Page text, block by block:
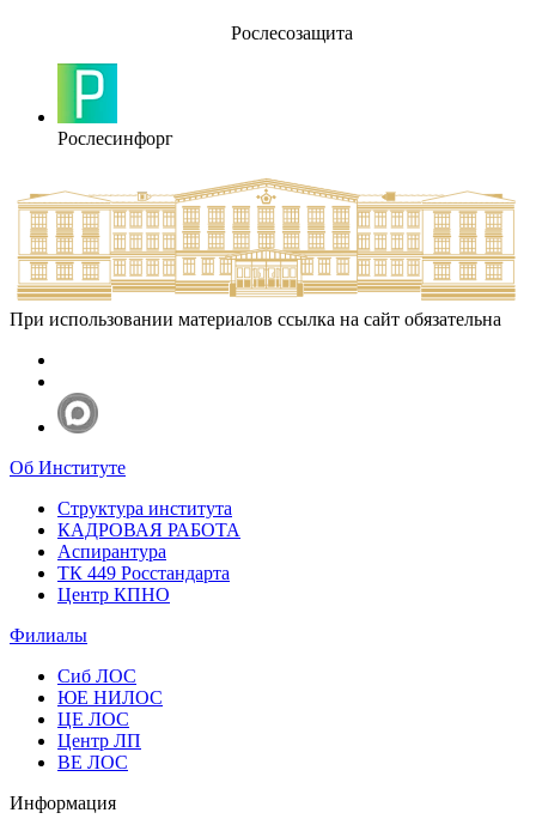
Рослесозащита
Рослесинфорг
При использовании материалов ссылка на сайт обязательна
Об Институте
Структура института
КАДРОВАЯ РАБОТА
Аспирантура
ТК 449 Росстандарта
Центр КПНО
Филиалы
Сиб ЛОС
ЮЕ НИЛОС
ЦЕ ЛОС
Центр ЛП
ВЕ ЛОС
Информация